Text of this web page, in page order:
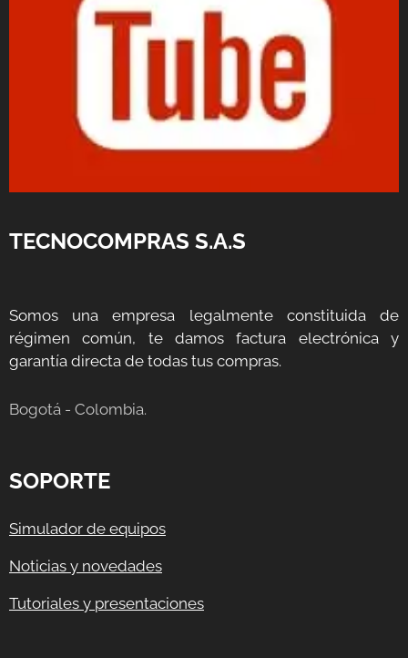
TECNOCOMPRAS S.A.S
Somos una empresa legalmente constituida de
régimen común, te damos factura electrónica y
garantía directa de todas tus compras.
Bogotá - Colombia.
SOPORTE
Simulador de equipos
Noticias y novedades
Tutoriales y presentaciones